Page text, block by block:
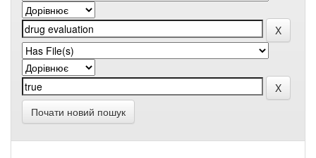
Почати новий пошук